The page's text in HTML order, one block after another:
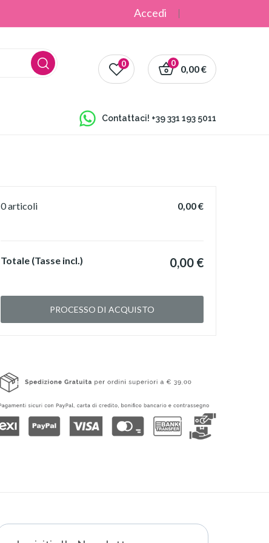
Accedi
0 0,00 €
0
Contattaci! +39 331 193 5011
0 articoli 0,00 €
Totale (Tasse incl.) 0,00 €
PROCESSO DI ACQUISTO